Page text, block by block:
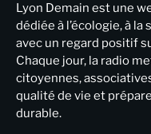
Lyon Demain est une
dédiée à l’écologie, à
avec un regard positif
Chaque jour, la radio
citoyennes,
qualité de vie et
durable.